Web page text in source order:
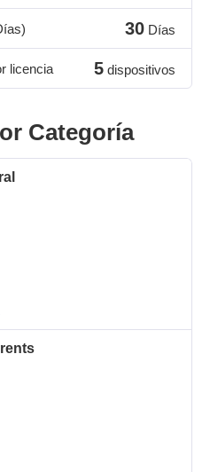
30 Días
licencia 5 dispositivos
Categoría